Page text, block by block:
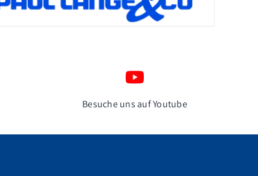
Besuche uns auf Youtube